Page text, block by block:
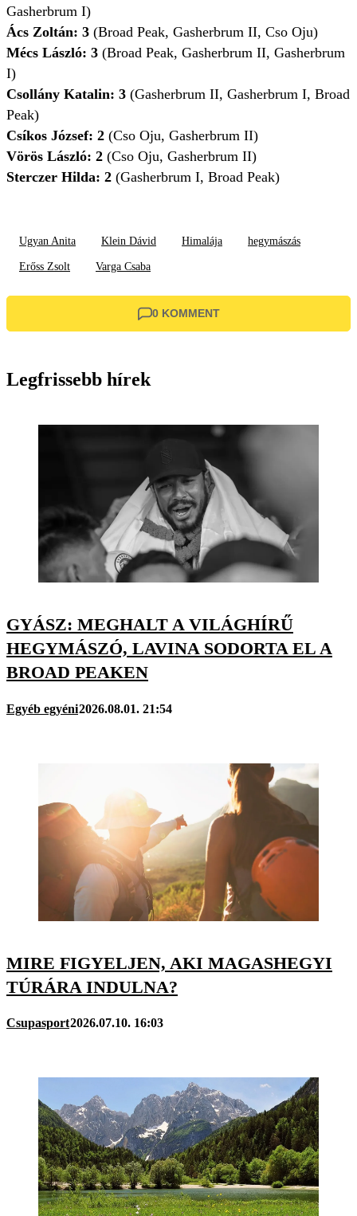
Gasherbrum I)
Ács Zoltán: 3 (Broad Peak, Gasherbrum II, Cso Oju)
Mécs László: 3 (Broad Peak, Gasherbrum II, Gasherbrum
I)
Csollány Katalin: 3 (Gasherbrum II, Gasherbrum I, Broad
Peak)
Csíkos József: 2 (Cso Oju, Gasherbrum II)
Vörös László: 2 (Cso Oju, Gasherbrum II)
Sterczer Hilda: 2 (Gasherbrum I, Broad Peak)
Ugyan Anita Klein Dávid Himalája hegymászás
Erőss Zsolt Varga Csaba
0 KOMMENT
Legfrissebb hírek
GYÁSZ: MEGHALT A VILÁGHÍRŰ
HEGYMÁSZÓ, LAVINA SODORTA EL A
BROAD PEAKEN
Egyéb egyéni2026.08.01. 21:54
MIRE FIGYELJEN, AKI MAGASHEGYI
TÚRÁRA INDULNA?
Csupasport2026.07.10. 16:03